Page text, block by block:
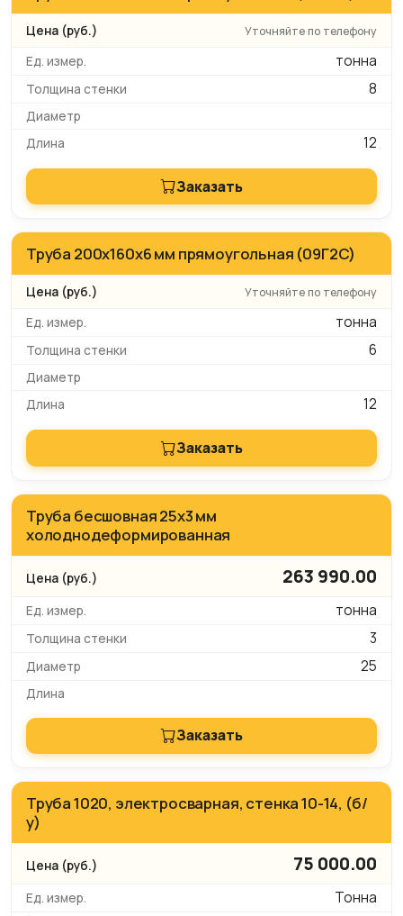
Уточняйте по телефону
тонна
8
12
Заказать
Труба 200x160x6 мм прямоугольная (09Г2С)
Уточняйте по телефону
тонна
6
12
Заказать
Труба бесшовная 25х3 мм
холоднодеформированная
263 990.00
тонна
3
25
Заказать
Труба 1020, электросварная, стенка 10-14, (б/
у)
75 000.00
Тонна